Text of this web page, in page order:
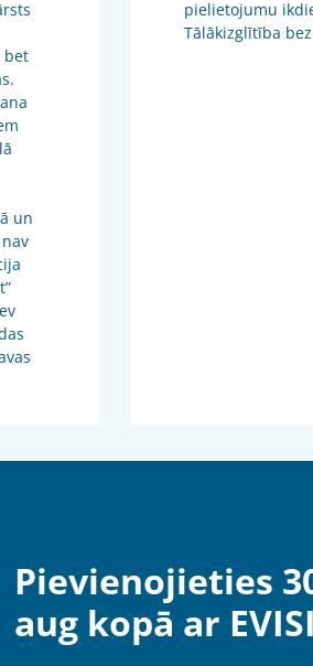
bet
un
pielietojumu
Tālākizglītība
Pievienojieties
aug kopā ar